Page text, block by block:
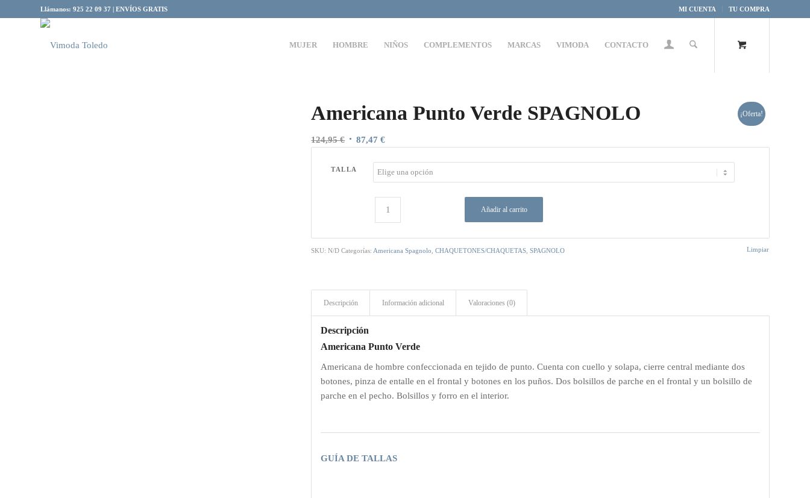
MI CUENTA TU COMPRA
Llámanos: 925 22 09 37 | ENVÍOS GRATIS
MUJER HOMBRE NIÑOS COMPLEMENTOS MARCAS VIMODA CONTACTO
¡Oferta!
Americana Punto Verde SPAGNOLO
124,95€ El
original
124,95 €.
87,47€El
actual
es:
87,47 €.
TALLA
Limpiar
Añadir al carrito
SKU:N/D Categorías: Americana Spagnolo ,CHAQUETONES/CHAQUETAS ,SPAGNOLO
Descripción Información adicional Valoraciones (0)
Descripción
Americana Punto Verde
Americana de hombre confeccionada en tejido de punto. Cuenta con cuello y solapa, cierre central mediante dos
botones, pinza de entalle en el frontal y botones en los puños. Dos bolsillos de parche en el frontal y un bolsillo de
parche en el pecho. Bolsillos y forro en el interior.
GUÍA DE TALLAS